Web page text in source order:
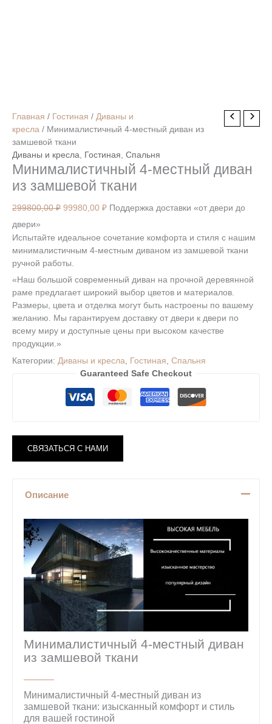
Главная / Гостиная / Диваны и
кресла / Минималистичный 4-местный диван из
замшевой ткани
Диваны и кресла, Гостиная, Спальня
Минималистичный 4-местный диван
из замшевой ткани
299800,00₽
Первоначальная
цена
составляла
299800,00 ₽.
99980,00 ₽
Текущая
цена:
Поддержка доставки «от двери до
двери»
Испытайте идеальное сочетание комфорта и стиля с нашим
минималистичным 4-местным диваном из замшевой ткани
ручной работы.
«Наш большой современный диван на прочной деревянной
раме предлагает широкий выбор цветов и материалов.
Размеры, цвета и отделка могут быть настроены по вашему
желанию. Мы гарантируем доставку от двери к двери по
всему миру и доступные цены при высоком качестве
продукции.»
Категории: Диваны и кресла, Гостиная, Спальня
Guaranteed Safe Checkout
Описание
Минималистичный 4-местный диван
из замшевой ткани
Минималистичный 4-местный диван из
замшевой ткани: изысканный комфорт и стиль
для вашей гостиной